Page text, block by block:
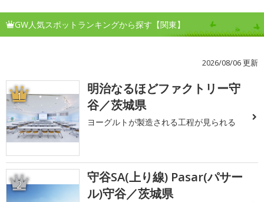
GW人気スポットランキングから探す【関東】
2026/08/06 更新
1
明治なるほどファクトリー守
谷／茨城県
ヨーグルトが製造される工程が見られる
2
守谷SA(上り線) Pasar(パサー
ル)守谷／茨城県